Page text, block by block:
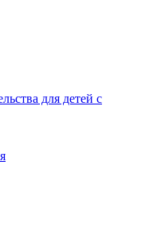
для детей с